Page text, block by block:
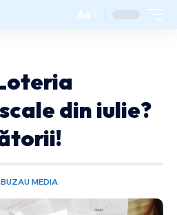
Aa
din iulie?
MEDIA